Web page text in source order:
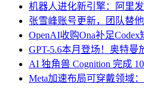
机器人进化新引擎：阿里
张雪峰账号更新，团队替
OpenAI收购Ona补足
GPT-5.6本月登场！奥特
AI 独角兽 Cognition 完成
Meta加速布局可穿戴领域